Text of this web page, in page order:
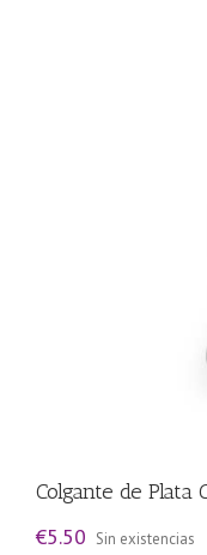
Colgante de Plata
€5.50 Sin existencias